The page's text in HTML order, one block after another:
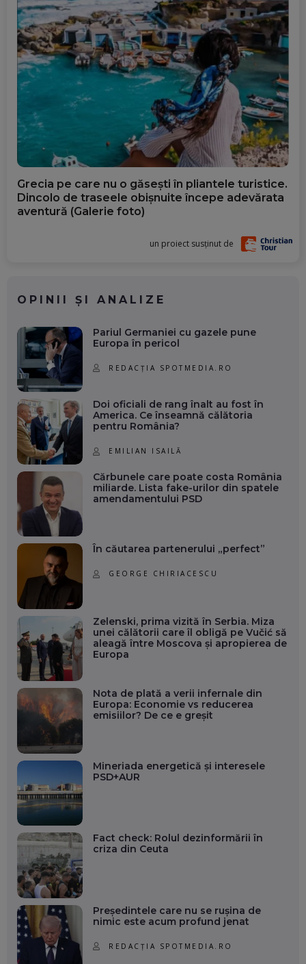
Grecia pe care nu o găsești în pliantele turistice.
Dincolo de traseele obișnuite începe adevărata
aventură (Galerie foto)
un proiect susținut de
OPINII ȘI ANALIZE
Pariul Germaniei cu gazele pune
Europa în pericol
REDACȚIA SPOTMEDIA.RO
Doi oficiali de rang înalt au fost în
America. Ce înseamnă călătoria
pentru România?
EMILIAN ISAILĂ
Cărbunele care poate costa România
miliarde. Lista fake-urilor din spatele
amendamentului PSD
În căutarea partenerului „perfect”
GEORGE CHIRIACESCU
Zelenski, prima vizită în Serbia. Miza
unei călătorii care îl obligă pe Vučić să
aleagă între Moscova și apropierea de
Europa
Nota de plată a verii infernale din
Europa: Economie vs reducerea
emisiilor? De ce e greșit
Mineriada energetică și interesele
PSD+AUR
Fact check: Rolul dezinformării în
criza din Ceuta
Președintele care nu se rușina de
nimic este acum profund jenat
REDACȚIA SPOTMEDIA.RO